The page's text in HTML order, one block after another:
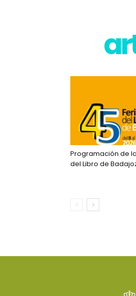
Programación de
del Libro de